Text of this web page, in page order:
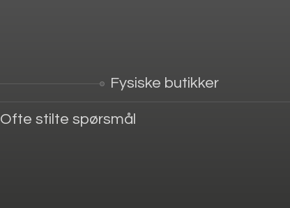
Fysiske butikker
Ofte stilte spørsmål